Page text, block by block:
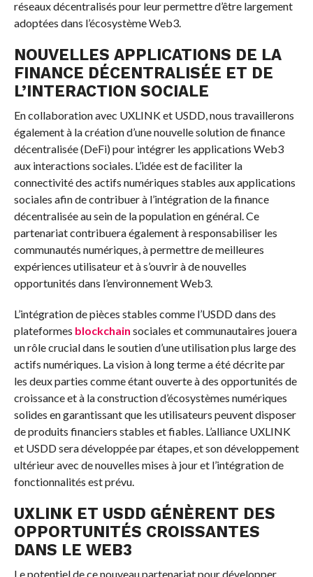
réseaux décentralisés pour leur permettre d’être largement
adoptées dans l’écosystème Web3.
NOUVELLES APPLICATIONS DE LA
FINANCE DÉCENTRALISÉE ET DE
L’INTERACTION SOCIALE
En collaboration avec UXLINK et USDD, nous travaillerons
également à la création d’une nouvelle solution de finance
décentralisée (DeFi) pour intégrer les applications Web3
aux interactions sociales. L’idée est de faciliter la
connectivité des actifs numériques stables aux applications
sociales afin de contribuer à l’intégration de la finance
décentralisée au sein de la population en général. Ce
partenariat contribuera également à responsabiliser les
communautés numériques, à permettre de meilleures
expériences utilisateur et à s’ouvrir à de nouvelles
opportunités dans l’environnement Web3.
L’intégration de pièces stables comme l’USDD dans des
plateformes blockchain sociales et communautaires jouera
un rôle crucial dans le soutien d’une utilisation plus large des
actifs numériques. La vision à long terme a été décrite par
les deux parties comme étant ouverte à des opportunités de
croissance et à la construction d’écosystèmes numériques
solides en garantissant que les utilisateurs peuvent disposer
de produits financiers stables et fiables. L’alliance UXLINK
et USDD sera développée par étapes, et son développement
ultérieur avec de nouvelles mises à jour et l’intégration de
fonctionnalités est prévu.
UXLINK ET USDD GÉNÈRENT DES
OPPORTUNITÉS CROISSANTES
DANS LE WEB3
Le potentiel de ce nouveau partenariat pour développer